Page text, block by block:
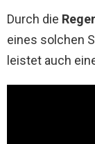
Durch die
eines solchen
leistet auch